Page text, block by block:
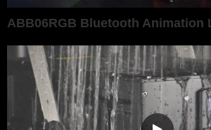
ABB06RGB Bluetooth Animation